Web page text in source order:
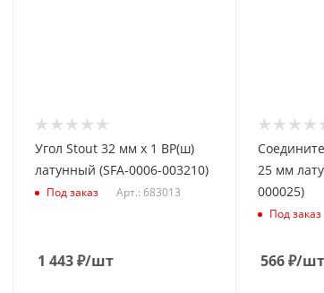
Угол Stout 32 мм х 1 ВР(ш)
латунный (SFA-0006-003210)
Под заказ Арт.: 683013
1 443₽/шт
25 мм
000025)
Под заказ
566₽/шт